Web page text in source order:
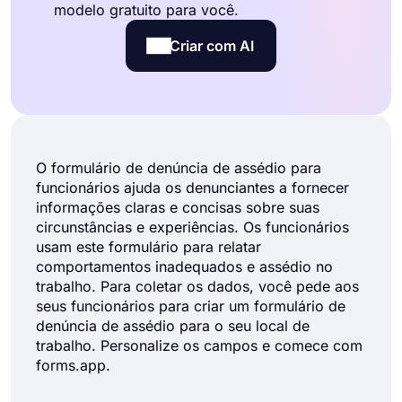
modelo gratuito para você.
Criar com AI
O formulário de denúncia de assédio para
funcionários ajuda os denunciantes a fornecer
informações claras e concisas sobre suas
circunstâncias e experiências. Os funcionários
usam este formulário para relatar
comportamentos inadequados e assédio no
trabalho. Para coletar os dados, você pede aos
seus funcionários para criar um formulário de
denúncia de assédio para o seu local de
trabalho. Personalize os campos e comece com
forms.app.